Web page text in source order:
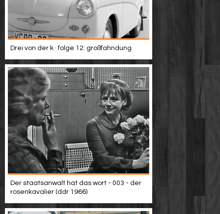
Drei von der k · folge 12: großfahndung
Der staatsanwalt hat das wort - 003 - der
rosenkavalier (ddr 1966)